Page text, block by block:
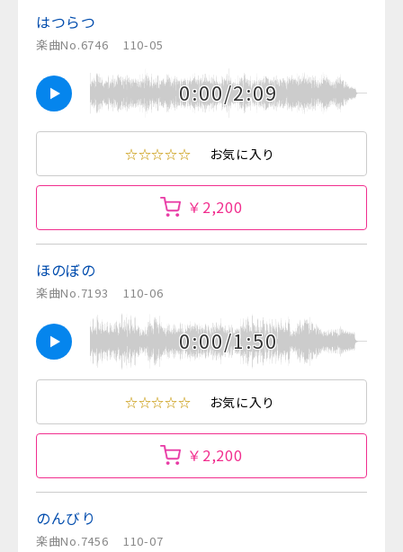
はつらつ
楽曲No.6746 110-05
0:00/2:09
☆☆☆☆☆ お気に入り
￥2,200
ほのぼの
楽曲No.7193 110-06
0:00/1:50
☆☆☆☆☆ お気に入り
￥2,200
のんびり
楽曲No.7456 110-07